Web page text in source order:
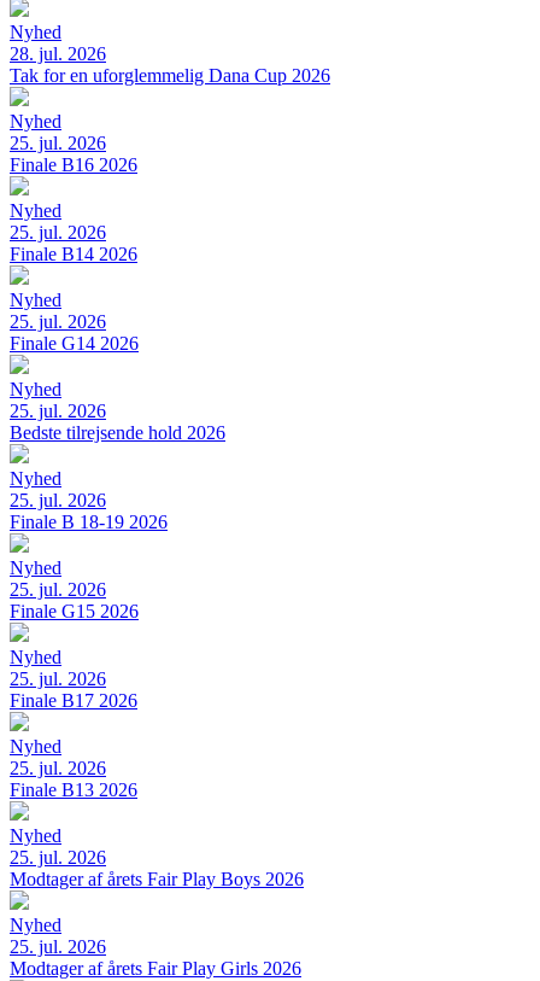
Nyhed
28. jul. 2026
Tak for en uforglemmelig Dana Cup 2026
Nyhed
25. jul. 2026
Finale B16 2026
Nyhed
25. jul. 2026
Finale B14 2026
Nyhed
25. jul. 2026
Finale G14 2026
Nyhed
25. jul. 2026
Bedste tilrejsende hold 2026
Nyhed
25. jul. 2026
Finale B 18-19 2026
Nyhed
25. jul. 2026
Finale G15 2026
Nyhed
25. jul. 2026
Finale B17 2026
Nyhed
25. jul. 2026
Finale B13 2026
Nyhed
25. jul. 2026
Modtager af årets Fair Play Boys 2026
Nyhed
25. jul. 2026
Modtager af årets Fair Play Girls 2026